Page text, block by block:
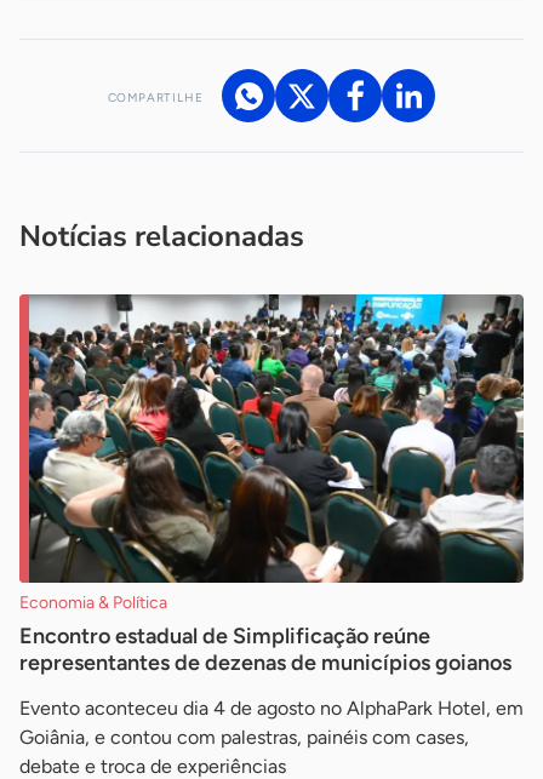
COMPARTILHE
Notícias relacionadas
Economia & Política
Encontro estadual de Simplificação reúne
representantes de dezenas de municípios goianos
Evento aconteceu dia 4 de agosto no AlphaPark Hotel, em
Goiânia, e contou com palestras, painéis com cases,
debate e troca de experiências